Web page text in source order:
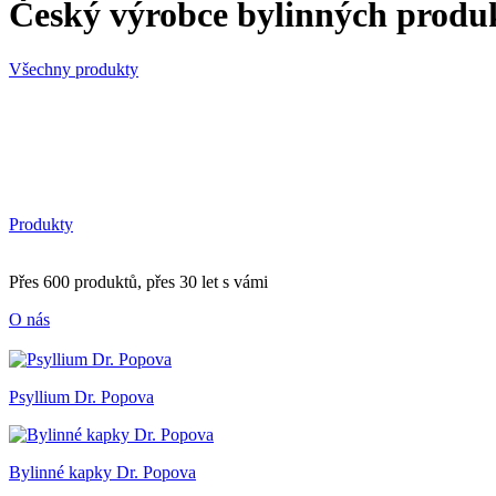
Český výrobce bylinných
Všechny produkty
Produkty
Přes 600 produktů, přes 30 let s vámi
O nás
Psyllium Dr. Popova
Bylinné kapky Dr. Popova